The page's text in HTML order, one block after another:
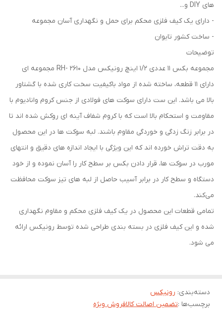
های DIY و...
- دارای یک کیف فلزی محکم برای حمل و نگهداری آسان مجموعه
- ساخت کشور تایوان
توضیحات
مجموعه بکس 11 عددی 1/2 اینچ رونیکس مدل RH- 2610 مجموعه ‌ای
دارای 11 قطعه، ساخته شده از مواد باکیفیت سخت‌ کاری شده با گشتاور
بالا می باشد. این ست دارای سوکت‌ های فولادی از جنس کروم وانادیوم با
مقاومت و استحکام بالا است که با کروم شفاف آینه ‌ای روکش شده ‌اند تا
در برابر زنگ‌ زدگی و خوردگی مقاوم باشند. لبه‌ سوکت ‌ها در این محصول
به دقت تراش خورده اند که این ویژگی با ایجاد اندازه ‌های دقیق و انتهای
مورب در سوکت ‌ها، قرار دادن بکس بر سطح کار را آسان نموده و از خود
دستگاه و سطح کار در برابر آسیب حاصل از لبه ‌های تیز سوکت محافظت
می‌کند.
تمامی قطعات این محصول در یک کیف فلزی محکم و مقاوم نگهداری
شده و این کیف فلزی در بسته بندی طراحی شده توسط رونیکس ارائه
می شود.
دسته‌بندی: رونیکس
برچسب‌ها :تضمین اصالت کالافروش ویژه